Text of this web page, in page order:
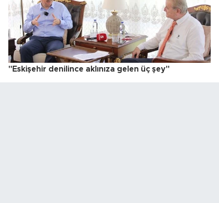
"Eskişehir denilince aklınıza gelen üç şey"